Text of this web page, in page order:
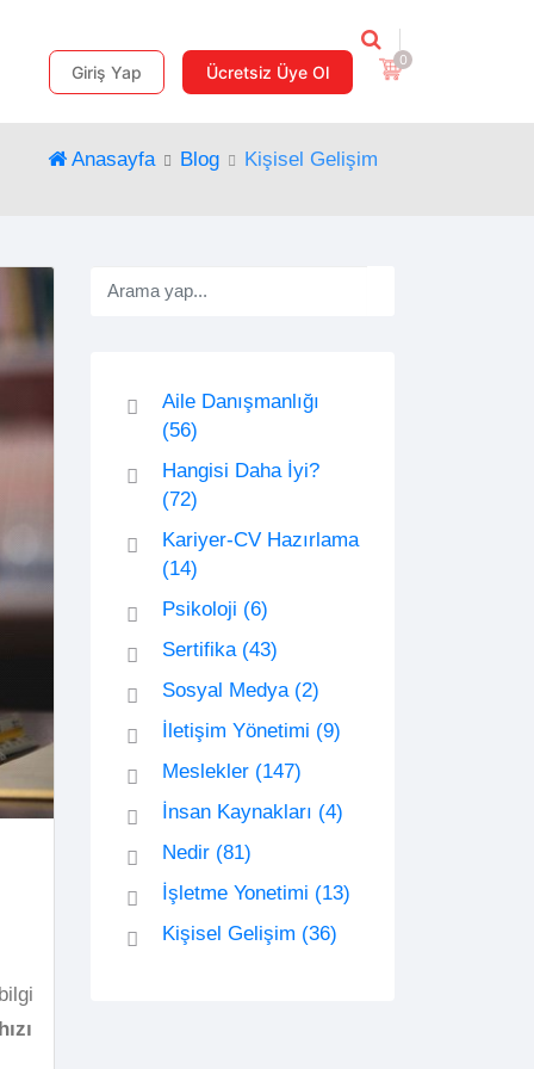
Giriş Yap Ücretsiz Üye Ol
0
Anasayfa Blog Kişisel Gelişim
Aile Danışmanlığı
(56)
Hangisi Daha İyi?
(72)
Kariyer-CV Hazırlama
(14)
Psikoloji (6)
Sertifika (43)
Sosyal Medya (2)
İletişim Yönetimi (9)
Meslekler (147)
İnsan Kaynakları (4)
Nedir (81)
İşletme Yonetimi (13)
Kişisel Gelişim (36)